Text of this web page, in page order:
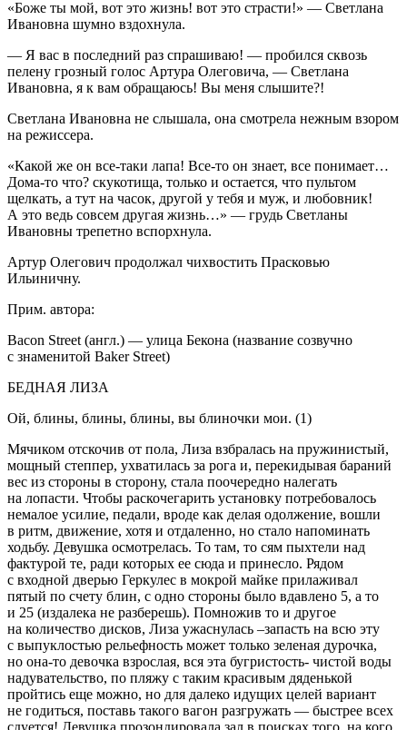
«Боже ты мой, вот это жизнь! вот это страсти!» — Светлана
Ивановна шумно вздохнула.
— Я вас в последний раз спрашиваю! — пробился сквозь
пелену грозный голос Артура Олеговича, — Светлана
Ивановна, я к вам обращаюсь! Вы меня слышите?!
Светлана Ивановна не слышала, она смотрела нежным взором
на режиссера.
«Какой же он все-таки лапа! Все-то он знает, все понимает…
Дома-то что? скукотища, только и остается, что пультом
щелкать, а тут на часок, другой у тебя и муж, и любовник!
А это ведь совсем другая жизнь…» — грудь Светланы
Ивановны трепетно вспорхнула.
Артур Олегович продолжал чихвостить Прасковью
Ильиничну.
Прим. автора:
Bacon Street (англ.) — улица Бекона (название созвучно
с знаменитой Baker Street)
БЕДНАЯ ЛИЗА
Ой, блины, блины, блины, вы блиночки мои. (1)
Мячиком отскочив от пола, Лиза взбралась на пружинистый,
мощный степпер, ухватилась за рога и, перекидывая бараний
вес из стороны в сторону, стала поочередно налегать
на лопасти. Чтобы раскочегарить установку потребовалось
немалое усилие, педали, вроде как делая одолжение, вошли
в ритм, движение, хотя и отдаленно, но стало напоминать
ходьбу. Девушка осмотрелась. То там, то сям пыхтели над
фактурой те, ради которых ее сюда и принесло. Рядом
с входной дверью Геркулес в мокрой майке прилаживал
пятый по счету блин, с одно стороны было вдавлено 5, а то
и 25 (издалека не разберешь). Помножив то и другое
на количество дисков, Лиза ужаснулась –запасть на всю эту
с выпуклостью рельефность может только зеленая дурочка,
но она-то девочка взрослая, вся эта бугристость- чистой воды
надувательство, по пляжу с таким красивым дяденькой
пройтись еще можно, но для далеко идущих целей вариант
не годиться, поставь такого вагон разгружать — быстрее всех